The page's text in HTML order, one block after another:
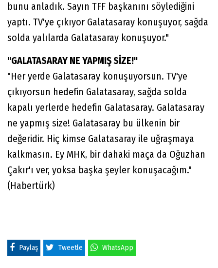
bunu anladık. Sayın TFF başkanını söylediğini
yaptı. TV'ye çıkıyor Galatasaray konuşuyor, sağda
solda yalılarda Galatasaray konuşuyor."
"GALATASARAY NE YAPMIŞ SİZE!"
"Her yerde Galatasaray konuşuyorsun. TV'ye
çıkıyorsun hedefin Galatasaray, sağda solda
kapalı yerlerde hedefin Galatasaray. Galatasaray
ne yapmış size! Galatasaray bu ülkenin bir
değeridir. Hiç kimse Galatasaray ile uğraşmaya
kalkmasın. Ey MHK, bir dahaki maça da Oğuzhan
Çakır'ı ver, yoksa başka şeyler konuşacağım."
(Habertürk)
Paylaş Tweetle WhatsApp